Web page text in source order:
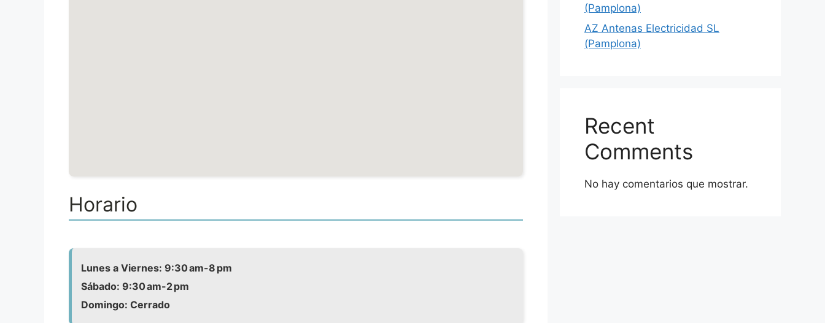
Horario
Lunes a Viernes: 9:30 am-8 pm
Sábado: 9:30 am-2 pm
Domingo: Cerrado
(Pamplona)
AZ Antenas Electricidad SL
(Pamplona)
Recent
Comments
No hay comentarios que mostrar.